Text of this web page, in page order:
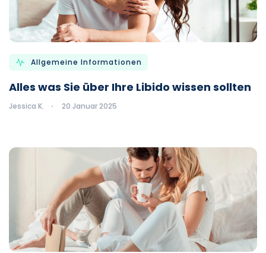
Allgemeine Informationen
Alles was Sie über Ihre Libido wissen sollten
Jessica K. 20 Januar 2025